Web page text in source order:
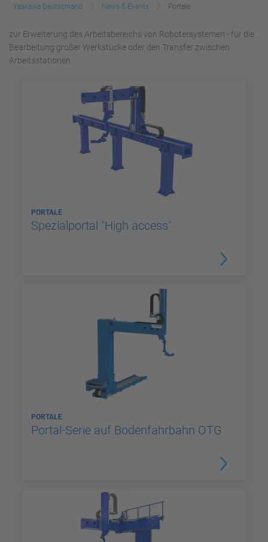
Yaskawa Deutschland News & Events Portale
zur Erweiterung des Arbeitsbereichs von Robotersystemen - für die
Bearbeitung großer Werkstücke oder den Transfer zwischen
Arbeitsstationen
PORTALE
Spezialportal "High access"
PORTALE
Portal-Serie auf Bodenfahrbahn OTG